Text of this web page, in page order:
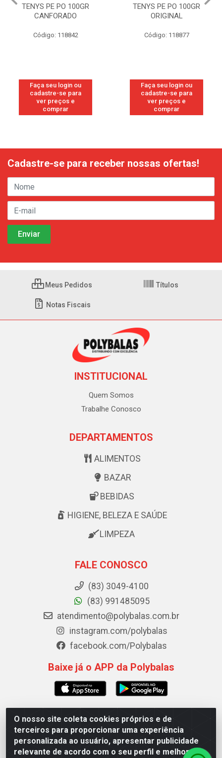
TENYS PE PO 100GR
CANFORADO
Código: 118842
Faça seu login ou
cadastre-se para
ver preços e
comprar
TENYS PE PO 100GR
ORIGINAL
Código: 118877
Faça seu login ou
cadastre-se para
ver preços e
comprar
O nosso site coleta cookies próprios e de
terceiros para proporcionar uma experiência
personalizada ao usuário, apresentar publicidade
relevante de acordo com o seu perfil e melhorar a
Cadastre-se para receber nossas ofertas!
Meus Pedidos Títulos
Notas Fiscais
INSTITUCIONAL
Quem Somos
Trabalhe Conosco
DEPARTAMENTOS
ALIMENTOS
BAZAR
BEBIDAS
HIGIENE, BELEZA E SAÚDE
LIMPEZA
FALE CONOSCO
(83) 3049-4100
(83) 991485095
atendimento@polybalas.com.br
instagram.com/polybalas
facebook.com/Polybalas
Baixe já o APP da Polybalas
Polybalas - Rua João Miguel de Souza, 173 Galpão B -
Ernesto Geisel, João Pessoa/PB - CEP 58.075-075 - CNPJ
00.909.327/0002-61